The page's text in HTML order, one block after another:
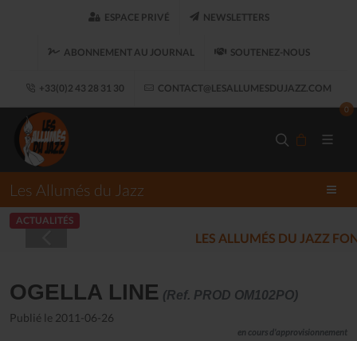
ESPACE PRIVÉ NEWSLETTERS
ABONNEMENT AU JOURNAL SOUTENEZ-NOUS
+33(0)2 43 28 31 30 CONTACT@LESALLUMESDUJAZZ.COM
0
Les Allumés du Jazz
ACTUALITÉS
LES ALLUMÉS DU JAZZ FONT SALON, LE
OGELLA LINE (Ref. PROD OM102PO)
Publié le 2011-06-26
en cours d'approvisionnement